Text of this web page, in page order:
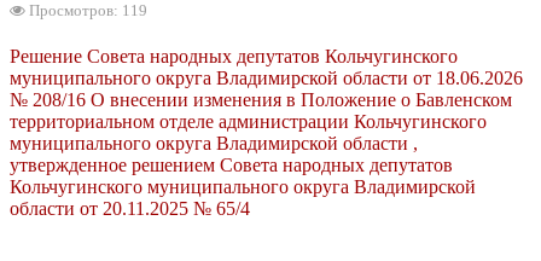
Просмотров: 119
Решение Совета народных депутатов Кольчугинского
муниципального округа Владимирской области от 18.06.2026
№ 208/16 О внесении изменения в Положение о Бавленском
территориальном отделе администрации Кольчугинского
муниципального округа Владимирской области ,
утвержденное решением Совета народных депутатов
Кольчугинского муниципального округа Владимирской
области от 20.11.2025 № 65/4